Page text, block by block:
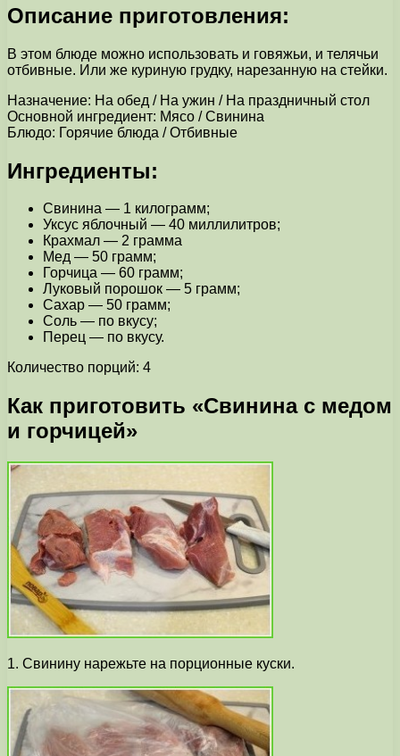
Описание приготовления:
В этом блюде можно использовать и говяжьи, и телячьи
отбивные. Или же куриную грудку, нарезанную на стейки.
Назначение: На обед / На ужин / На праздничный стол
Основной ингредиент: Мясо / Свинина
Блюдо: Горячие блюда / Отбивные
Ингредиенты:
Свинина — 1 килограмм;
Уксус яблочный — 40 миллилитров;
Крахмал — 2 грамма
Мед — 50 грамм;
Горчица — 60 грамм;
Луковый порошок — 5 грамм;
Сахар — 50 грамм;
Соль — по вкусу;
Перец — по вкусу.
Количество порций: 4
Как приготовить «Свинина с медом
и горчицей»
1. Свинину нарежьте на порционные куски.